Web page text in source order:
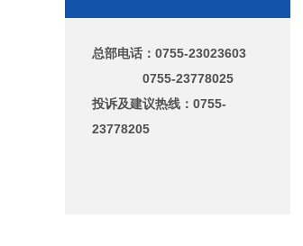
总部电话： 0755-23023603
0755-23778025
投诉及建议热线：0755-
23778205